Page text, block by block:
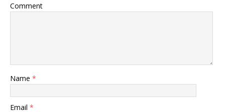
Comment
Name *
Email *